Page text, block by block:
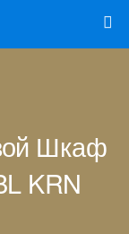
Шкаф
KRN